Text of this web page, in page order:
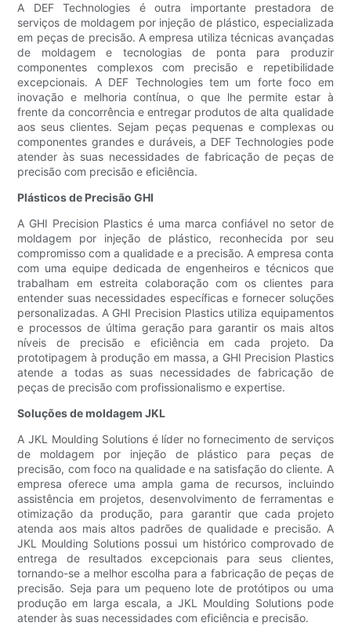
A DEF Technologies é outra importante prestadora de
serviços de moldagem por injeção de plástico, especializada
em peças de precisão. A empresa utiliza técnicas avançadas
de moldagem e tecnologias de ponta para produzir
componentes complexos com precisão e repetibilidade
excepcionais. A DEF Technologies tem um forte foco em
inovação e melhoria contínua, o que lhe permite estar à
frente da concorrência e entregar produtos de alta qualidade
aos seus clientes. Sejam peças pequenas e complexas ou
componentes grandes e duráveis, a DEF Technologies pode
atender às suas necessidades de fabricação de peças de
precisão com precisão e eficiência.
Plásticos de Precisão GHI
A GHI Precision Plastics é uma marca confiável no setor de
moldagem por injeção de plástico, reconhecida por seu
compromisso com a qualidade e a precisão. A empresa conta
com uma equipe dedicada de engenheiros e técnicos que
trabalham em estreita colaboração com os clientes para
entender suas necessidades específicas e fornecer soluções
personalizadas. A GHI Precision Plastics utiliza equipamentos
e processos de última geração para garantir os mais altos
níveis de precisão e eficiência em cada projeto. Da
prototipagem à produção em massa, a GHI Precision Plastics
atende a todas as suas necessidades de fabricação de
peças de precisão com profissionalismo e expertise.
Soluções de moldagem JKL
A JKL Moulding Solutions é líder no fornecimento de serviços
de moldagem por injeção de plástico para peças de
precisão, com foco na qualidade e na satisfação do cliente. A
empresa oferece uma ampla gama de recursos, incluindo
assistência em projetos, desenvolvimento de ferramentas e
otimização da produção, para garantir que cada projeto
atenda aos mais altos padrões de qualidade e precisão. A
JKL Moulding Solutions possui um histórico comprovado de
entrega de resultados excepcionais para seus clientes,
tornando-se a melhor escolha para a fabricação de peças de
precisão. Seja para um pequeno lote de protótipos ou uma
produção em larga escala, a JKL Moulding Solutions pode
atender às suas necessidades com eficiência e precisão.